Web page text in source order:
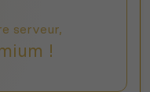
serveur,
!